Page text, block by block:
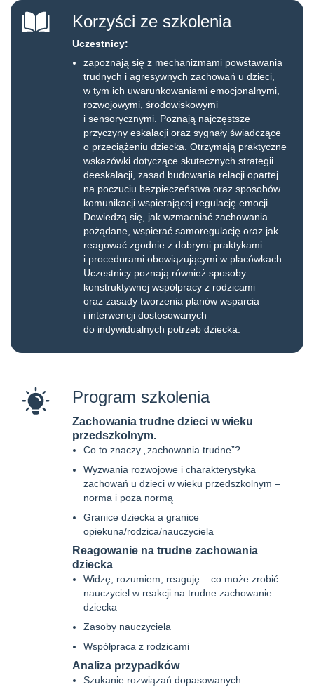
Korzyści ze szkolenia
Uczestnicy:
zapoznają się z mechanizmami powstawania
trudnych i agresywnych zachowań u dzieci,
w tym ich uwarunkowaniami emocjonalnymi,
rozwojowymi, środowiskowymi
i sensorycznymi. Poznają najczęstsze
przyczyny eskalacji oraz sygnały świadczące
o przeciążeniu dziecka. Otrzymają praktyczne
wskazówki dotyczące skutecznych strategii
deeskalacji, zasad budowania relacji opartej
na poczuciu bezpieczeństwa oraz sposobów
komunikacji wspierającej regulację emocji.
Dowiedzą się, jak wzmacniać zachowania
pożądane, wspierać samoregulację oraz jak
reagować zgodnie z dobrymi praktykami
i procedurami obowiązującymi w placówkach.
Uczestnicy poznają również sposoby
konstruktywnej współpracy z rodzicami
oraz zasady tworzenia planów wsparcia
i interwencji dostosowanych
do indywidualnych potrzeb dziecka.
Program szkolenia
Zachowania trudne dzieci w wieku
przedszkolnym.
Co to znaczy „zachowania trudne”?
Wyzwania rozwojowe i charakterystyka
zachowań u dzieci w wieku przedszkolnym –
norma i poza normą
Granice dziecka a granice
opiekuna/rodzica/nauczyciela
Reagowanie na trudne zachowania
dziecka
Widzę, rozumiem, reaguję – co może zrobić
nauczyciel w reakcji na trudne zachowanie
dziecka
Zasoby nauczyciela
Współpraca z rodzicami
Analiza przypadków
Szukanie rozwiązań dopasowanych